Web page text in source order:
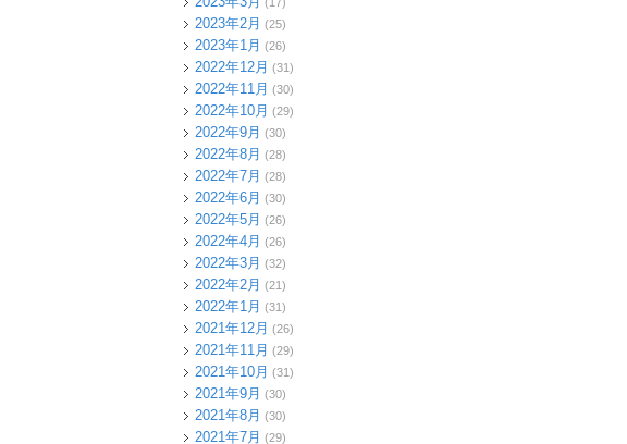
2023年2月 (25)
2023年1月 (26)
2022年12月 (31)
2022年11月 (30)
2022年10月 (29)
2022年9月 (30)
2022年8月 (28)
2022年7月 (28)
2022年6月 (30)
2022年5月 (26)
2022年4月 (26)
2022年3月 (32)
2022年2月 (21)
2022年1月 (31)
2021年12月 (26)
2021年11月 (29)
2021年10月 (31)
2021年9月 (30)
2021年8月 (30)
2021年7月 (29)